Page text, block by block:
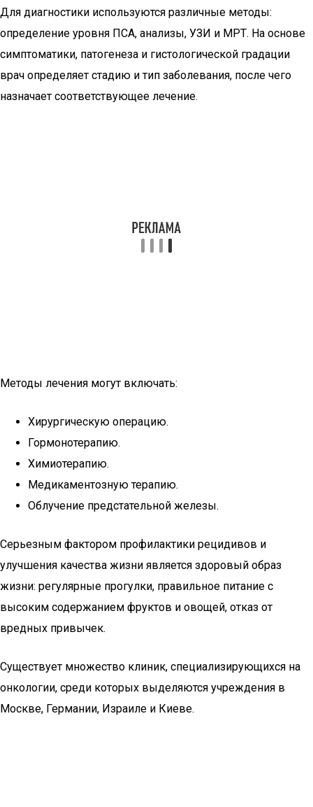
Для диагностики используются различные методы:
определение уровня ПСА, анализы, УЗИ и МРТ. На основе
симптоматики, патогенеза и гистологической градации
врач определяет стадию и тип заболевания, после чего
назначает соответствующее лечение.
Методы лечения могут включать:
Хирургическую операцию.
Гормонотерапию.
Химиотерапию.
Медикаментозную терапию.
Облучение предстательной железы.
Серьезным фактором профилактики рецидивов и
улучшения качества жизни является здоровый образ
жизни: регулярные прогулки, правильное питание с
высоким содержанием фруктов и овощей, отказ от
вредных привычек.
Существует множество клиник, специализирующихся на
онкологии, среди которых выделяются учреждения в
Москве, Германии, Израиле и Киеве.